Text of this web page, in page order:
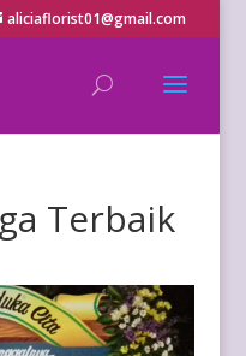
aliciaflorist01@gmail.com
Terbaik